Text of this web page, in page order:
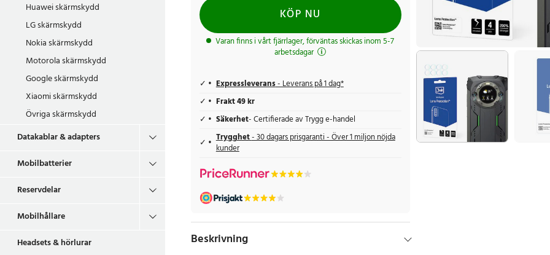
Huawei skärmskydd
LG skärmskydd
Nokia skärmskydd
Motorola skärmskydd
Google skärmskydd
Xiaomi skärmskydd
Övriga skärmskydd
Datakablar & adapters
Mobilbatterier
Reservdelar
Mobilhållare
Headsets & hörlurar
KÖP NU
Varan finns i vårt fjärrlager, förväntas skickas inom 5-7
arbetsdagar
Expressleverans- Leverans på 1 dag*
Frakt 49 kr
Säkerhet- Certifierade av Trygg e-handel
Trygghet- 30 dagars prisgaranti - Över 1 miljon nöjda
kunder
Beskrivning